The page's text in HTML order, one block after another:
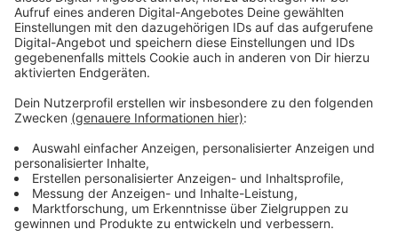
Immer auf dem Laufenden
bleiben!
Verpass' nichts mehr - mit unserem kostenlosen
ANTENNE BAYERN Newsletter. Ob Nachrichten,
Lifestyle oder unsere neuesten Aktionen - wir
informieren dich.
Zum Newsletter anmelden